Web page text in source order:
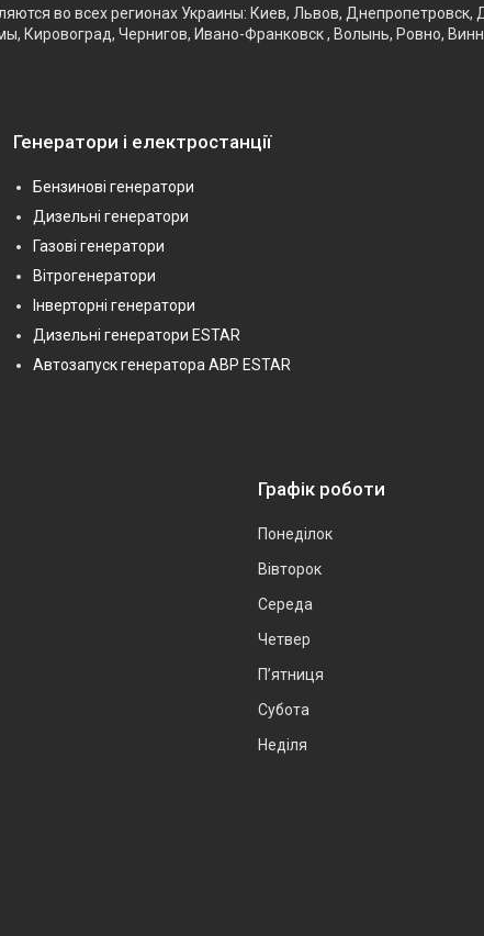
во всех регионах Украины: Киев, Львов,
Кировоград, Чернигов, Ивано-Франковск , Волынь, Ровно,
Генератори і електростанції
Бензинові генератори
Дизельні генератори
Газові генератори
Вітрогенератори
Інверторні генератори
Дизельні генератори ESTAR
Автозапуск генератора АВР ESTAR
Графік роботи
Понеділок
Вівторок
Середа
Четвер
Пʼятниця
Субота
Неділя